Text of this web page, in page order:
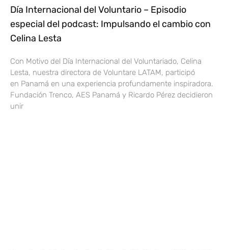
Día Internacional del Voluntario – Episodio
especial del podcast: Impulsando el cambio con
Celina Lesta
Con Motivo del Día Internacional del Voluntariado, Celina
Lesta, nuestra directora de Voluntare LATAM, participó
en Panamá en una experiencia profundamente inspiradora.
Fundación Trenco, AES Panamá y Ricardo Pérez decidieron
unir